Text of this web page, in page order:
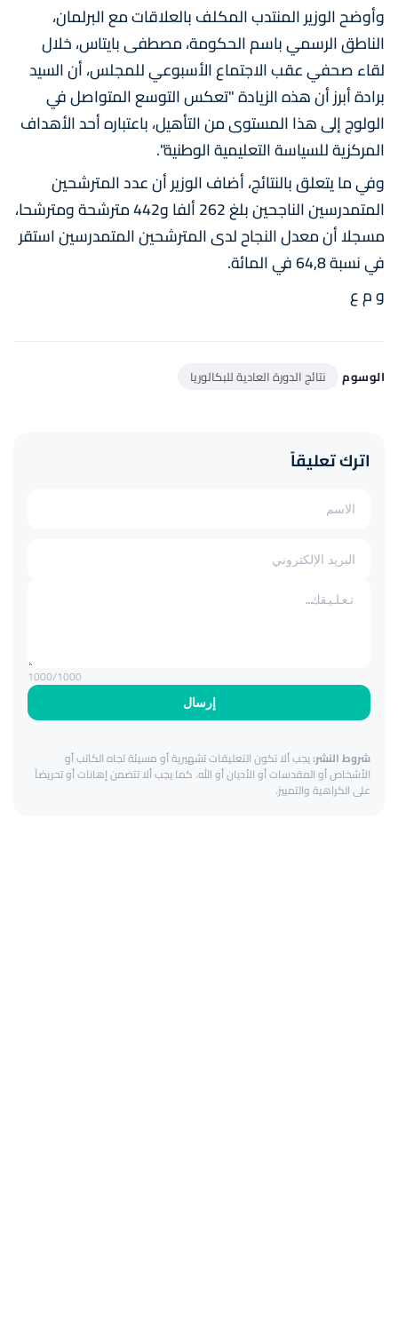
وأوضح الوزير المنتدب المكلف بالعلاقات مع البرلمان،
الناطق الرسمي باسم الحكومة، مصطفى بايتاس، خلال
لقاء صحفي عقب الاجتماع الأسبوعي للمجلس، أن السيد
برادة أبرز أن هذه الزيادة "تعكس التوسع المتواصل في
الولوج إلى هذا المستوى من التأهيل، باعتباره أحد الأهداف
المركزية للسياسة التعليمية الوطنية".
وفي ما يتعلق بالنتائج، أضاف الوزير أن عدد المترشحين
المتمدرسين الناجحين بلغ 262 ألفا و442 مترشحة ومترشحا،
مسجلا أن معدل النجاح لدى المترشحين المتمدرسين استقر
في نسبة 64,8 في المائة.
و م ع
الوسوم نتائج الدورة العادية للبكالوريا
اترك تعليقاً
إرسال
1000/1000
شروط النشر:يجب ألا تكون التعليقات تشهيرية أو مسيئة تجاه الكاتب أو
الأشخاص أو المقدسات أو الأديان أو الله. كما يجب ألا تتضمن إهانات أو تحريضاً
على الكراهية والتمييز.